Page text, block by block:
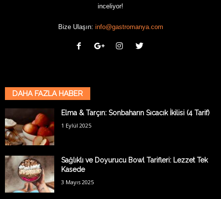
inceliyor!
Bize Ulaşın: info@gastromanya.com
DAHA FAZLA HABER
Elma & Tarçın: Sonbaharın Sıcacık İkilisi (4 Tarif)
1 Eylül 2025
Sağlıklı ve Doyurucu Bowl Tarifleri: Lezzet Tek
Kasede
3 Mayıs 2025